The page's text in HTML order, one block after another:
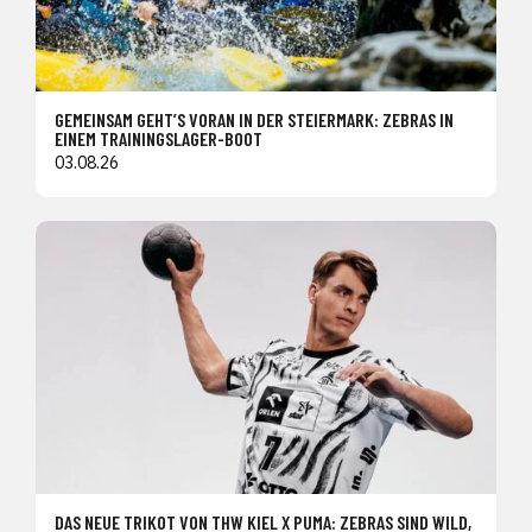
GEMEINSAM GEHT’S VORAN IN DER STEIERMARK: ZEBRAS IN
EINEM TRAININGSLAGER-BOOT
03.08.26
DAS NEUE TRIKOT VON THW KIEL X PUMA: ZEBRAS SIND WILD,